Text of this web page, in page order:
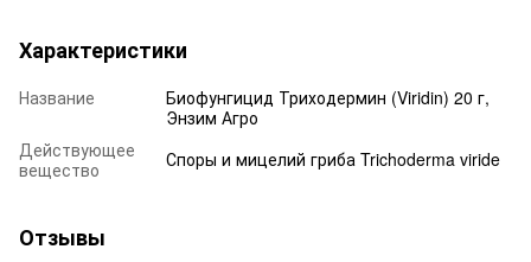
Характеристики
Название
Биофунгицид Триходермин (Viridin) 20 г,
Энзим Агро
Действующее
вещество
Споры и мицелий гриба Trichoderma viride
Отзывы